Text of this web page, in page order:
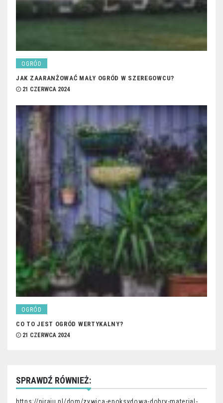
OGRÓD
JAK ZAARANŻOWAĆ MAŁY OGRÓD W SZEREGOWCU?
21 CZERWCA 2024
OGRÓD
CO TO JEST OGRÓD WERTYKALNY?
21 CZERWCA 2024
SPRAWDŹ RÓWNIEŻ: